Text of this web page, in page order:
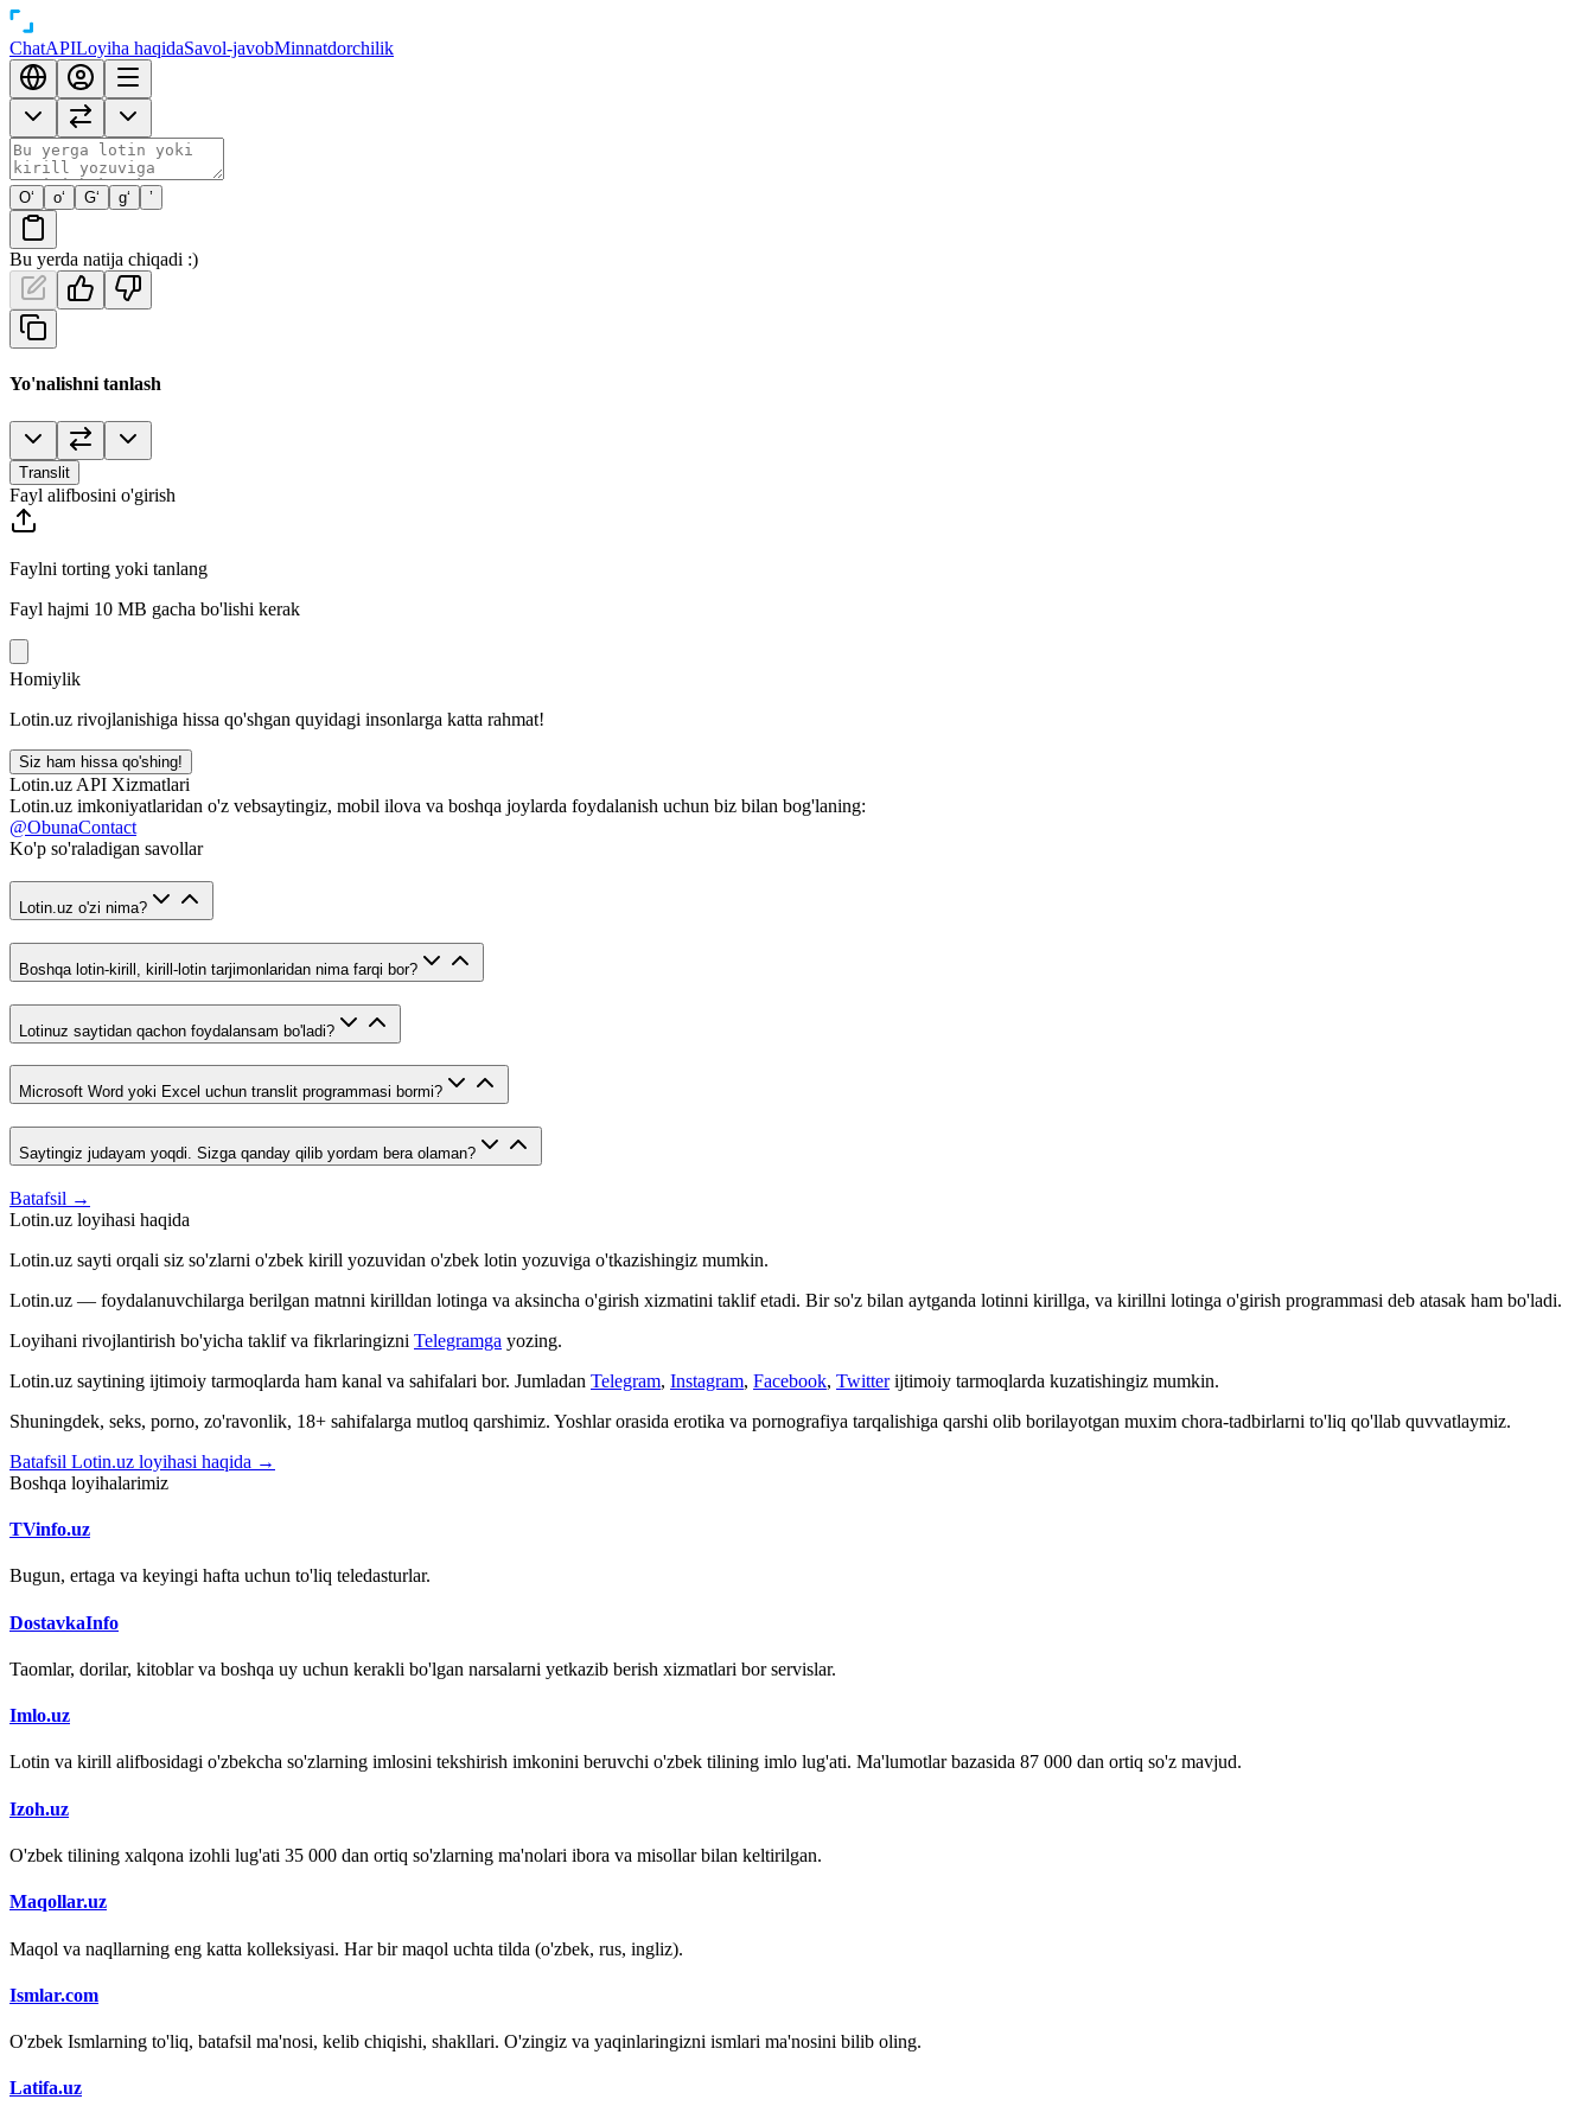
ChatAPILoyiha haqidaSavol-javobMinnatdorchilik
O‘ o‘ G‘ g‘ ’
Bu yerda natija chiqadi :)
Yo'nalishni tanlash
Translit
Fayl alifbosini o'girish
Faylni torting yoki tanlang
Fayl hajmi 10 MB gacha bo'lishi kerak
Homiylik
Lotin.uz rivojlanishiga hissa qo'shgan quyidagi insonlarga katta rahmat!
Siz ham hissa qo'shing!
Lotin.uz API Xizmatlari
Lotin.uz imkoniyatlaridan o'z vebsaytingiz, mobil ilova va boshqa joylarda foydalanish uchun biz bilan bog'laning:
@ObunaContact
Ko'p so'raladigan savollar
Lotin.uz o'zi nima?
Boshqa lotin-kirill, kirill-lotin tarjimonlaridan nima farqi bor?
Lotinuz saytidan qachon foydalansam bo'ladi?
Microsoft Word yoki Excel uchun translit programmasi bormi?
Saytingiz judayam yoqdi. Sizga qanday qilib yordam bera olaman?
Batafsil →
Lotin.uz loyihasi haqida
Lotin.uz sayti orqali siz so'zlarni o'zbek kirill yozuvidan o'zbek lotin yozuviga o'tkazishingiz mumkin.
Lotin.uz — foydalanuvchilarga berilgan matnni kirilldan lotinga va aksincha o'girish xizmatini taklif etadi. Bir so'z bilan aytganda lotinni kirillga, va kirillni lotinga o'girish programmasi deb atasak ham bo'ladi.
Loyihani rivojlantirish bo'yicha taklif va fikrlaringizni Telegramga yozing.
Lotin.uz saytining ijtimoiy tarmoqlarda ham kanal va sahifalari bor. Jumladan Telegram, Instagram, Facebook, Twitter ijtimoiy tarmoqlarda kuzatishingiz mumkin.
Shuningdek, seks, porno, zo'ravonlik, 18+ sahifalarga mutloq qarshimiz. Yoshlar orasida erotika va pornografiya tarqalishiga qarshi olib borilayotgan muxim chora-tadbirlarni to'liq qo'llab quvvatlaymiz.
Batafsil Lotin.uz loyihasi haqida →
Boshqa loyihalarimiz
TVinfo.uz
Bugun, ertaga va keyingi hafta uchun to'liq teledasturlar.
DostavkaInfo
Taomlar, dorilar, kitoblar va boshqa uy uchun kerakli bo'lgan narsalarni yetkazib berish xizmatlari bor servislar.
Imlo.uz
Lotin va kirill alifbosidagi o'zbekcha so'zlarning imlosini tekshirish imkonini beruvchi o'zbek tilining imlo lug'ati. Ma'lumotlar bazasida 87 000 dan ortiq so'z mavjud.
Izoh.uz
O'zbek tilining xalqona izohli lug'ati 35 000 dan ortiq so'zlarning ma'nolari ibora va misollar bilan keltirilgan.
Maqollar.uz
Maqol va naqllarning eng katta kolleksiyasi. Har bir maqol uchta tilda (o'zbek, rus, ingliz).
Ismlar.com
O'zbek Ismlarning to'liq, batafsil ma'nosi, kelib chiqishi, shakllari. O'zingiz va yaqinlaringizni ismlari ma'nosini bilib oling.
Latifa.uz